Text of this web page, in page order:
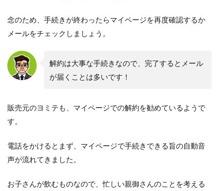
念のため、手続きが終わったらマイページを再度確認するか
メールをチェックしましょう。
解約は大事な手続きなので、完了するとメール
が届くことは多いです！
販売元のヨミテも、マイページでの解約を勧めているようで
す。
電話をかけるとまず、マイページで手続きできる旨の自動音
声が流れてきました。
お子さんが飲むものなので、忙しい親御さんのことを考える